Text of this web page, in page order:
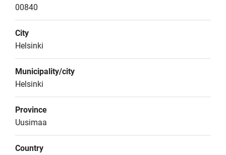
00840
City
Helsinki
Municipality/city
Helsinki
Province
Uusimaa
Country